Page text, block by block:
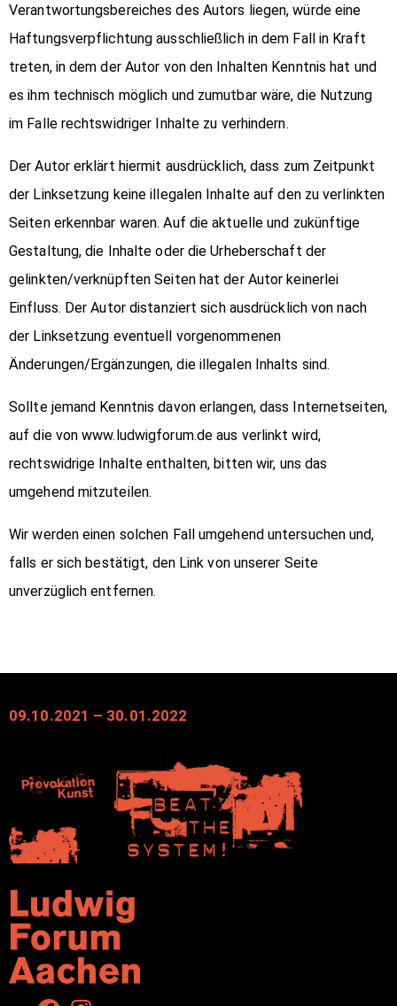
Verantwortungsbereiches des Autors liegen, würde eine
Haftungsverpflichtung ausschließlich in dem Fall in Kraft
treten, in dem der Autor von den Inhalten Kenntnis hat und
es ihm technisch möglich und zumutbar wäre, die Nutzung
im Falle rechtswidriger Inhalte zu verhindern.
Der Autor erklärt hiermit ausdrücklich, dass zum Zeitpunkt
der Linksetzung keine illegalen Inhalte auf den zu verlinkten
Seiten erkennbar waren. Auf die aktuelle und zukünftige
Gestaltung, die Inhalte oder die Urheberschaft der
gelinkten/verknüpften Seiten hat der Autor keinerlei
Einfluss. Der Autor distanziert sich ausdrücklich von nach
der Linksetzung eventuell vorgenommenen
Änderungen/Ergänzungen, die illegalen Inhalts sind.
Sollte jemand Kenntnis davon erlangen, dass Internetseiten,
auf die von www.ludwigforum.de aus verlinkt wird,
rechtswidrige Inhalte enthalten, bitten wir, uns das
umgehend mitzuteilen.
Wir werden einen solchen Fall umgehend untersuchen und,
falls er sich bestätigt, den Link von unserer Seite
unverzüglich entfernen.
09.10.2021 – 30.01.2022